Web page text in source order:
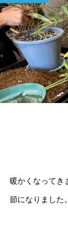
暖かくなってき
節になりました。